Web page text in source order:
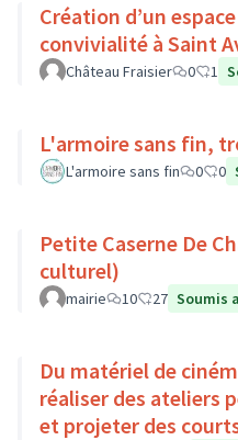
Création d’un
convivialité à Saint
Château Fraisier 0 1
L'armoire sans fin,
L'armoire sans fin 0 0
Petite Caserne De
culturel)
mairie 10 27 Soumis
Du matériel de
réaliser des ateliers
et projeter des